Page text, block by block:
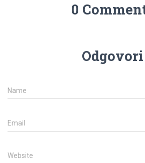
0
Odgovori
Name
Email
Website